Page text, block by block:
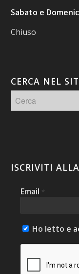
Sabato e
Chiuso
CERCA NEL
ISCRIVITI
Email *
Ho letto e